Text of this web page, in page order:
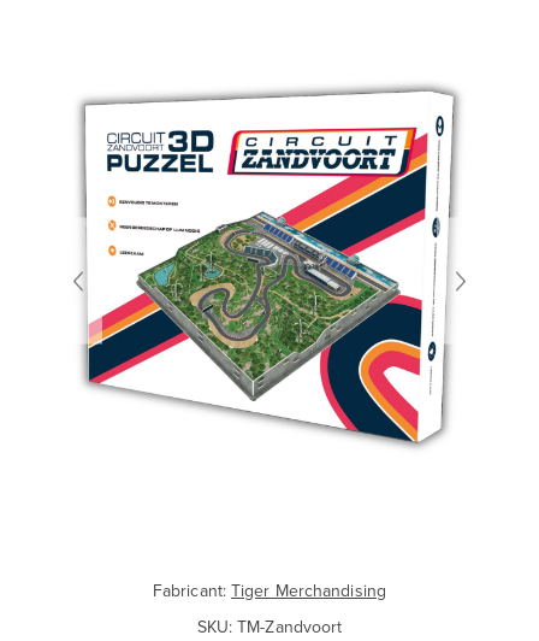
Fabricant: Tiger Merchandising
SKU: TM-Zandvoort